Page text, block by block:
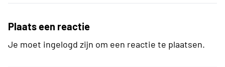
Plaats een reactie
Je moet ingelogd zijn om een reactie te plaatsen.